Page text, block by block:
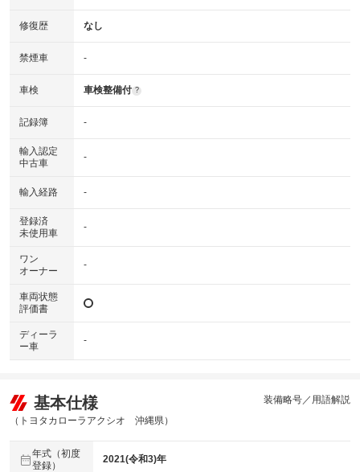
修復歴 なし
禁煙車 -
車検 車検整備付 ?
記録簿 -
輸入認定
中古車
-
輸入経路 -
登録済
未使用車
-
ワン
オーナー
-
車両状態
評価書
ディーラ
ー車
-
基本仕様
（トヨタカローラアクシオ 沖縄県）
装備略号／用語解説
年式（初度
登録）
2021(令和3)年